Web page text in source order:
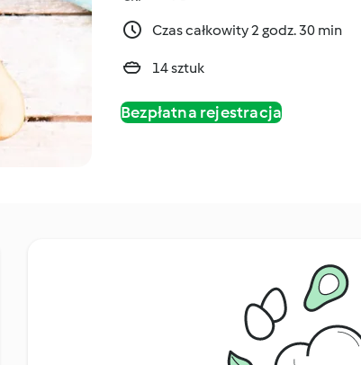
Czas całkowity 2 godz. 30 min
14 sztuk
Bezpłatna rejestracja